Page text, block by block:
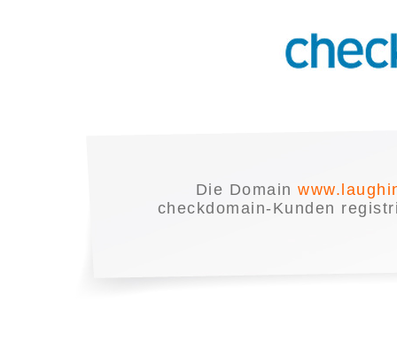
Die Domain
checkdomain-Kunden